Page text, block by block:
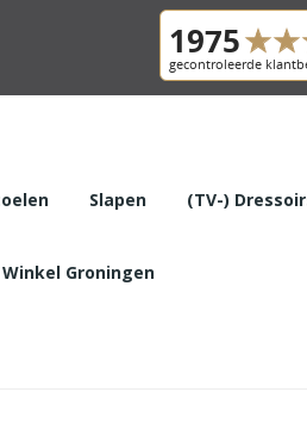
Slapen (TV-)
Winkel Groningen